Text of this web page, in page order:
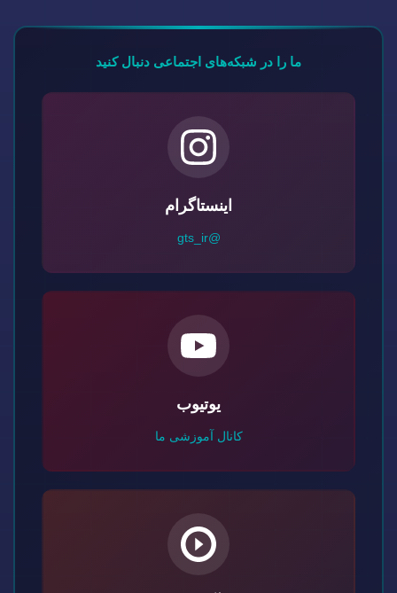
ما را در شبکه‌های اجتماعی دنبال کنید
اینستاگرام
@gts_ir
یوتیوب
کانال آموزشی ما